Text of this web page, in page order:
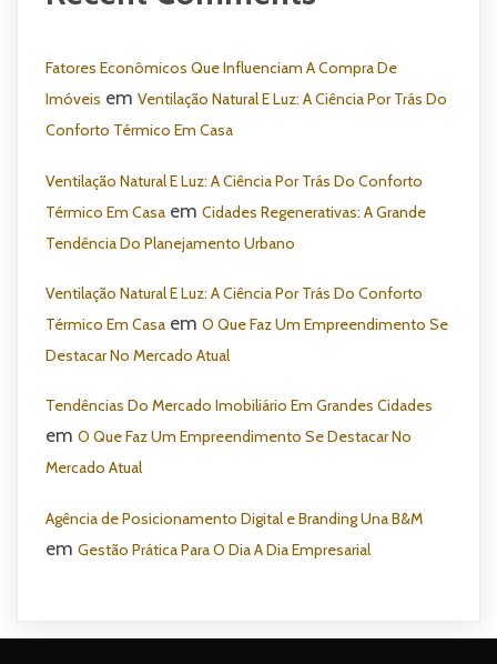
Fatores Econômicos Que Influenciam A Compra De
Imóveis em Ventilação Natural E Luz: A Ciência Por Trás Do
Conforto Térmico Em Casa
Ventilação Natural E Luz: A Ciência Por Trás Do Conforto
Térmico Em Casa em Cidades Regenerativas: A Grande
Tendência Do Planejamento Urbano
Ventilação Natural E Luz: A Ciência Por Trás Do Conforto
Térmico Em Casa em O Que Faz Um Empreendimento Se
Destacar No Mercado Atual
Tendências Do Mercado Imobiliário Em Grandes Cidades
em O Que Faz Um Empreendimento Se Destacar No
Mercado Atual
Agência de Posicionamento Digital e Branding Una B&M
em Gestão Prática Para O Dia A Dia Empresarial